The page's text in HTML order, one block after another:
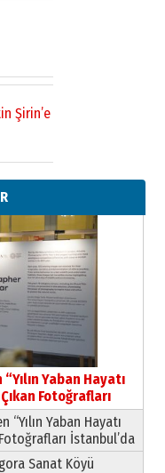
Şirin’e
Şirin’e
Yaban Hayatı
Fotoğrafları
Yaban Hayatı
İstanbul’da
Sanat Köyü